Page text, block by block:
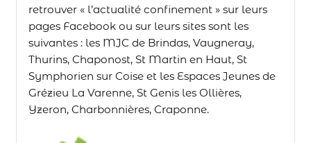
retrouver « l’actualité confinement » sur leurs
pages Facebook ou sur leurs sites sont les
suivantes : les MJC de Brindas, Vaugneray,
Thurins, Chaponost, St Martin en Haut, St
Symphorien sur Coise et les Espaces Jeunes de
Grézieu La Varenne, St Genis les Ollières,
Yzeron, Charbonnières, Craponne.